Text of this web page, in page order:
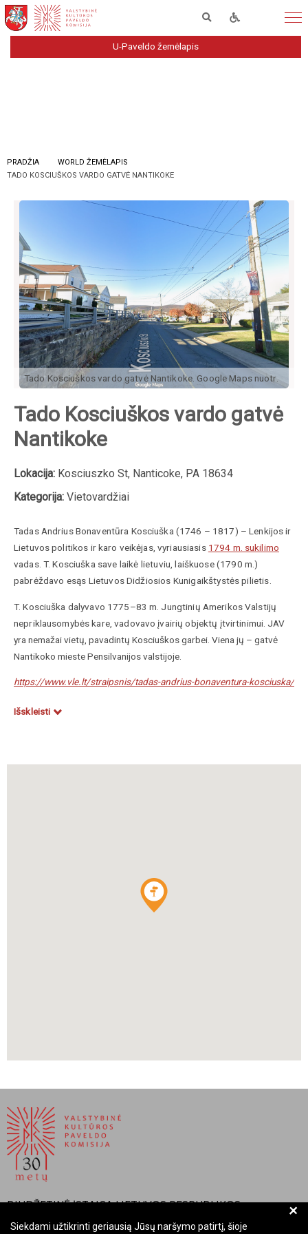
U-Paveldo žemėlapis
PRADŽIA
WORLD ŽEMĖLAPIS
TADO KOSCIUŠKOS VARDO GATVĖ NANTIKOKE
Tado Kosciuškos vardo gatvė Nantikoke. Google Maps nuotr.
Tado Kosciuškos vardo gatvė
Nantikoke
Lokacija: Kosciuszko St, Nanticoke, PA 18634
Kategorija: Vietovardžiai
Tadas Andrius Bonaventūra Kosciuška (1746 – 1817) –Lenkijos ir
Lietuvos politikos ir karo veikėjas,vyriausiasis 1794 m. sukilimo
vadas. T.Kosciuška save laikė lietuviu, laiškuose (1790 m.)
pabrėždavo esąs Lietuvos Didžiosios Kunigaikštystės pilietis.
T. Kosciuška dalyvavo 1775–83 m. Jungtinių Amerikos Valstijų
nepriklausomybės kare, vadovavo įvairių objektų įtvirtinimui. JAV
yra nemažai vietų, pavadintų Kosciuškosgarbei. Viena jų – gatvė
Nantikoko mieste Pensilvanijos valstijoje.
https://www.vle.lt/straipsnis/tadas-andrius-bonaventura-kosciuska/
Išskleisti
BIUDŽETINĖ ĮSTAIGA LIETUVOS RESPUBLIKOS
VALSTYBINĖ KULTŪROS PAVELDO KOMISIJA
+
Siekdami užtikrinti geriausią Jūsų naršymo patirtį, šioje